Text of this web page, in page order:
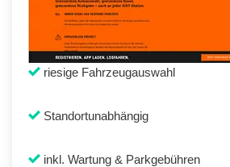
riesige Fahrzeugauswahl
Standortunabhängig
inkl. Wartung & Parkgebühren